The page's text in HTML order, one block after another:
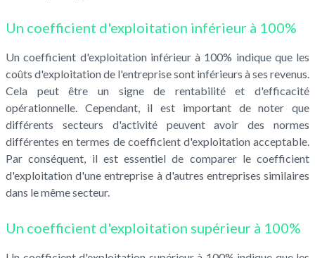
Un coefficient d'exploitation inférieur à 100%
Un coefficient d'exploitation inférieur à 100% indique que les
coûts d'exploitation de l'entreprise sont inférieurs à ses revenus.
Cela peut être un signe de rentabilité et d'efficacité
opérationnelle. Cependant, il est important de noter que
différents secteurs d'activité peuvent avoir des normes
différentes en termes de coefficient d'exploitation acceptable.
Par conséquent, il est essentiel de comparer le coefficient
d'exploitation d'une entreprise à d'autres entreprises similaires
dans le même secteur.
Un coefficient d'exploitation supérieur à 100%